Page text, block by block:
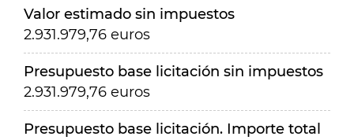
Valor estimado sin impuestos
2.931.979,76 euros
Presupuesto base licitación sin impuestos
2.931.979,76 euros
Presupuesto base licitación. Importe total